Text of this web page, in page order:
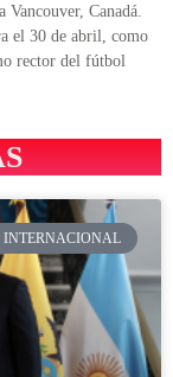
Canadá.
el 30 de abril, como
rector del fútbol
INTERNACIONAL